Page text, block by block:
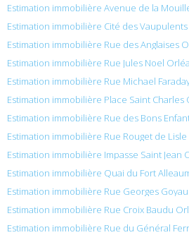
Estimation immobilière Avenue de la
Estimation immobilière Cité des
Estimation immobilière Rue des Anglaises
Estimation immobilière Rue Jules Noel
Estimation immobilière Rue Michael
Estimation immobilière Place Saint Charles
Estimation immobilière Rue des Bons
Estimation immobilière Rue Rouget de
Estimation immobilière Impasse Saint Jean
Estimation immobilière Quai du Fort
Estimation immobilière Rue Georges
Estimation immobilière Rue Croix Baudu
Estimation immobilière Rue du Général